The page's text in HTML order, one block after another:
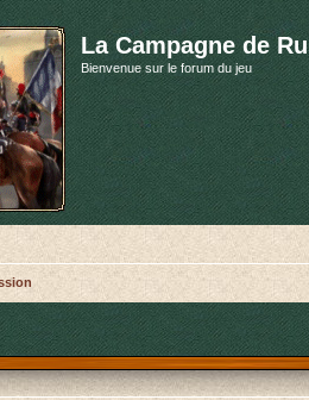
La Campagne de
Bienvenue sur le forum du jeu